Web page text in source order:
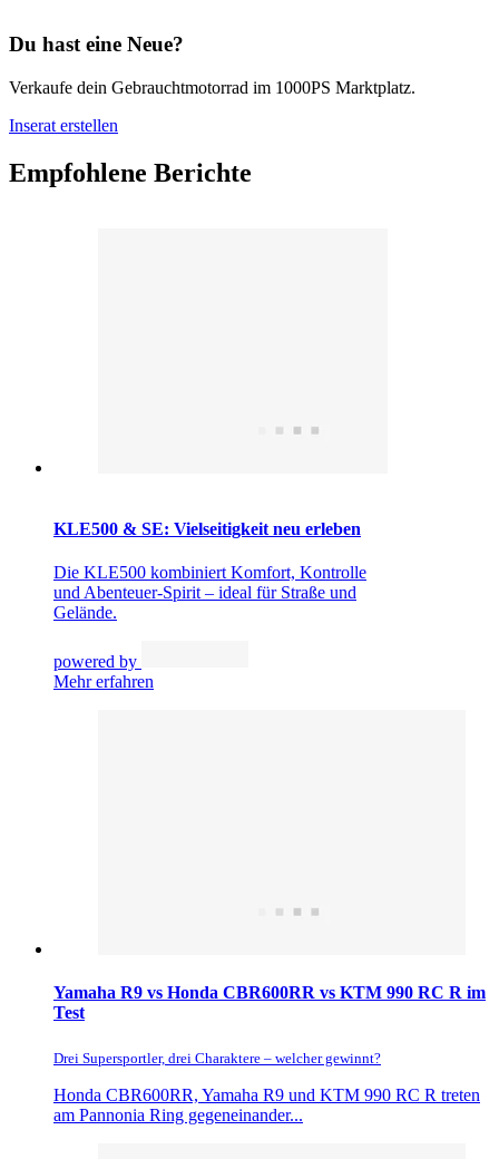
Du hast eine Neue?
Verkaufe dein Gebrauchtmotorrad im 1000PS Marktplatz.
Inserat erstellen
Empfohlene Berichte
KLE500 & SE: Vielseitigkeit neu erleben
Die KLE500 kombiniert Komfort, Kontrolle
und Abenteuer-Spirit – ideal für Straße und
Gelände.
powered by
Mehr erfahren
Yamaha R9 vs Honda CBR600RR vs KTM 990 RC R im
Test
Drei Supersportler, drei Charaktere – welcher gewinnt?
Honda CBR600RR, Yamaha R9 und KTM 990 RC R treten
am Pannonia Ring gegeneinander...